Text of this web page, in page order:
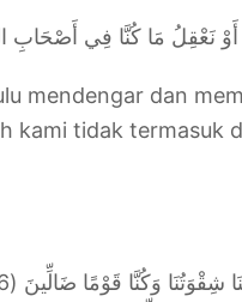
نَعْقِلُ مَا كُنَّا فِي أَصْحَابِ
mendengar dan
kami tidak termasuk